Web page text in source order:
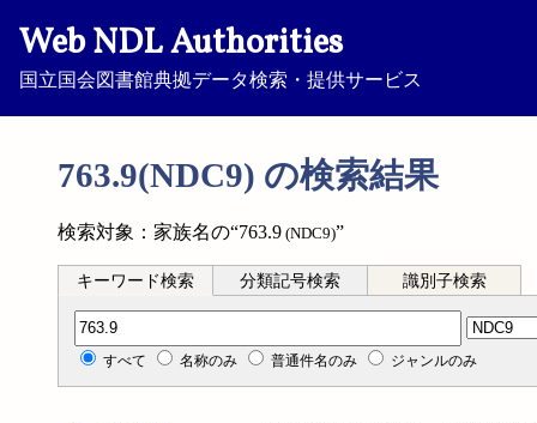
Web NDL Authorities
国立国会図書館典拠データ検索・提供サービス
763.9(NDC9) の検索結果
検索対象：家族名の“763.9 (NDC9)”
キーワード検索 分類記号検索 識別子検索
分類記号検索
すべて 名称のみ 普通件名のみ ジャンルのみ